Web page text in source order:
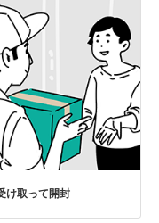
け取って開封